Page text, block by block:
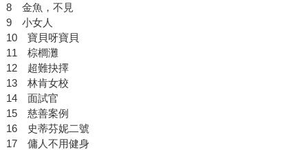
8 金魚，不見
9 小女人
10 寶貝呀寶貝
11 棕櫚灘
12 超難抉擇
13 林肯女校
14 面試官
15 慈善案例
16 史蒂芬妮二號
17 傭人不用健身